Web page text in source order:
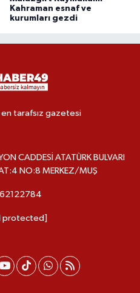
Kahraman esnaf ve
kurumları gezdi
tarafsız gazetesi
CADDESİ ATATÜRK BULVARI
NO:8 MERKEZ/MUŞ
protected]